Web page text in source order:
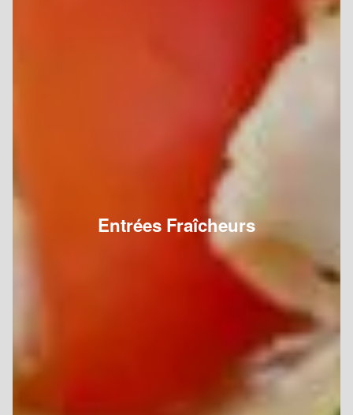
Entrées Fraîcheurs